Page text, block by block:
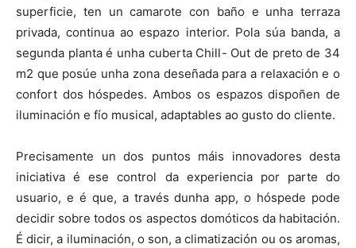
superficie, ten un camarote con baño e unha terraza
privada, continua ao espazo interior. Pola súa banda, a
segunda planta é unha cuberta Chill- Out de preto de 34
m2 que posúe unha zona deseñada para a relaxación e o
confort dos hóspedes. Ambos os espazos dispoñen de
iluminación e fío musical, adaptables ao gusto do cliente.
Precisamente un dos puntos máis innovadores desta
iniciativa é ese control da experiencia por parte do
usuario, e é que, a través dunha app, o hóspede pode
decidir sobre todos os aspectos domóticos da habitación.
É dicir, a iluminación, o son, a climatización ou os aromas,